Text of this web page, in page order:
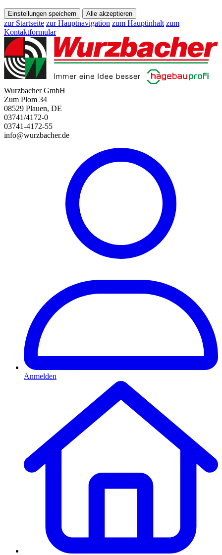
Einstellungen speichern Alle akzeptieren
zur Startseite zur Hauptnavigation zum Hauptinhalt zum
Kontaktformular
Wurzbacher GmbH
Zum Plom 34
08529 Plauen, DE
03741/4172-0
03741-4172-55
info@wurzbacher.de
Anmelden